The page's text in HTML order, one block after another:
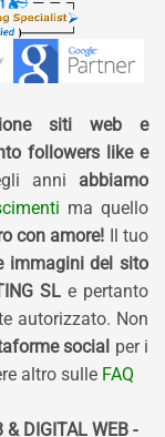
siti web e
followers like e
anni abbiamo
ma quello
con amore! Il tuo
immagini del sito
SL e pertanto
autorizzato. Non
social per i
altro sulle FAQ
DIGITAL WEB -